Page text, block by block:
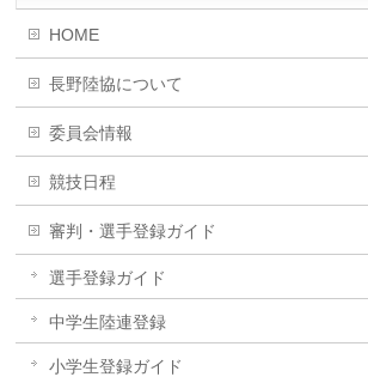
HOME
長野陸協について
委員会情報
競技日程
審判・選手登録ガイド
選手登録ガイド
中学生陸連登録
小学生登録ガイド